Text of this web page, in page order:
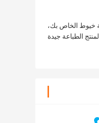
خيوط الخاص بك،